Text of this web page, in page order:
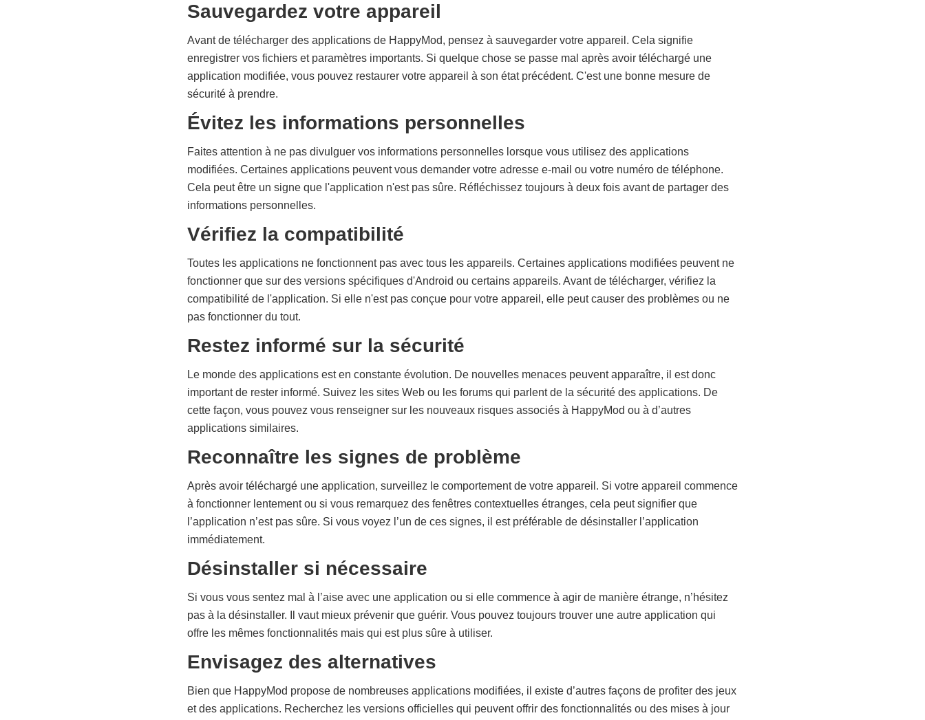
Sauvegardez votre appareil
Avant de télécharger des applications de HappyMod, pensez à sauvegarder votre appareil. Cela signifie
enregistrer vos fichiers et paramètres importants. Si quelque chose se passe mal après avoir téléchargé une
application modifiée, vous pouvez restaurer votre appareil à son état précédent. C'est une bonne mesure de
sécurité à prendre.
Évitez les informations personnelles
Faites attention à ne pas divulguer vos informations personnelles lorsque vous utilisez des applications
modifiées. Certaines applications peuvent vous demander votre adresse e-mail ou votre numéro de téléphone.
Cela peut être un signe que l'application n'est pas sûre. Réfléchissez toujours à deux fois avant de partager des
informations personnelles.
Vérifiez la compatibilité
Toutes les applications ne fonctionnent pas avec tous les appareils. Certaines applications modifiées peuvent ne
fonctionner que sur des versions spécifiques d'Android ou certains appareils. Avant de télécharger, vérifiez la
compatibilité de l'application. Si elle n'est pas conçue pour votre appareil, elle peut causer des problèmes ou ne
pas fonctionner du tout.
Restez informé sur la sécurité
Le monde des applications est en constante évolution. De nouvelles menaces peuvent apparaître, il est donc
important de rester informé. Suivez les sites Web ou les forums qui parlent de la sécurité des applications. De
cette façon, vous pouvez vous renseigner sur les nouveaux risques associés à HappyMod ou à d’autres
applications similaires.
Reconnaître les signes de problème
Après avoir téléchargé une application, surveillez le comportement de votre appareil. Si votre appareil commence
à fonctionner lentement ou si vous remarquez des fenêtres contextuelles étranges, cela peut signifier que
l’application n’est pas sûre. Si vous voyez l’un de ces signes, il est préférable de désinstaller l’application
immédiatement.
Désinstaller si nécessaire
Si vous vous sentez mal à l’aise avec une application ou si elle commence à agir de manière étrange, n’hésitez
pas à la désinstaller. Il vaut mieux prévenir que guérir. Vous pouvez toujours trouver une autre application qui
offre les mêmes fonctionnalités mais qui est plus sûre à utiliser.
Envisagez des alternatives
Bien que HappyMod propose de nombreuses applications modifiées, il existe d’autres façons de profiter des jeux
et des applications. Recherchez les versions officielles qui peuvent offrir des fonctionnalités ou des mises à jour